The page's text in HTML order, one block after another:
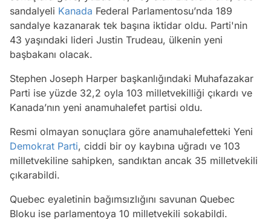
sandalyeli Kanada Federal Parlamentosu’nda 189
sandalye kazanarak tek başına iktidar oldu. Parti'nin
43 yaşındaki lideri Justin Trudeau, ülkenin yeni
başbakanı olacak.
Stephen Joseph Harper başkanlığındaki Muhafazakar
Parti ise yüzde 32,2 oyla 103 milletvekilliği çıkardı ve
Kanada’nın yeni anamuhalefet partisi oldu.
Resmi olmayan sonuçlara göre anamuhalefetteki Yeni
Demokrat Parti, ciddi bir oy kaybına uğradı ve 103
milletvekiline sahipken, sandıktan ancak 35 milletvekili
çıkarabildi.
Quebec eyaletinin bağımsızlığını savunan Quebec
Bloku ise parlamentoya 10 milletvekili sokabildi.